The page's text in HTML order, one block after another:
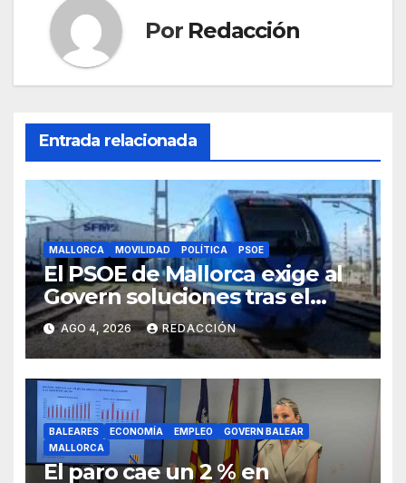
Por Redacción
Entrada relacionada
MALLORCA MOVILIDAD POLÍTICA PSOE
El PSOE de Mallorca exige al
Govern soluciones tras el
tijeretazo de trenes en
agosto
AGO 4, 2026 REDACCIÓN
BALEARES ECONOMÍA EMPLEO
GOVERN BALEAR
MALLORCA
El paro cae un 2 % en